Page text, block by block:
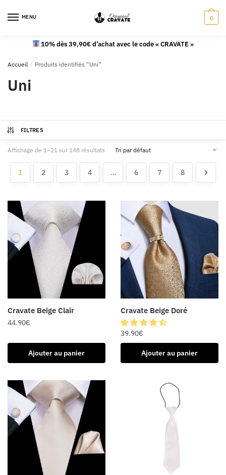
MENU 0
10% dès 39,90€ d’achat avec le code « CRAVATE »
Accueil / Produits identifiés “Uni”
Uni
FILTRES
Affichage de 1–21 sur 148 résultats
1 2 3 4 … 6 7 8
Cravate Beige Clair
44.90€
Ajouter au panier
Cravate Beige Doré
39.90€
Ajouter au panier